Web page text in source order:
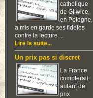
catholique
de Gliwice,
en Pologne,
a mis en garde ses fidèles
contre la lecture ...
Lire la suite...
Un prix pas si discret
La France
compterait
autant de
prix